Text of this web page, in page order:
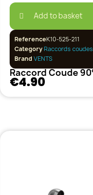
Add to basket
ReferenceK10-525-211
CategoryRaccords coudes
Brand VENTS
€4.90